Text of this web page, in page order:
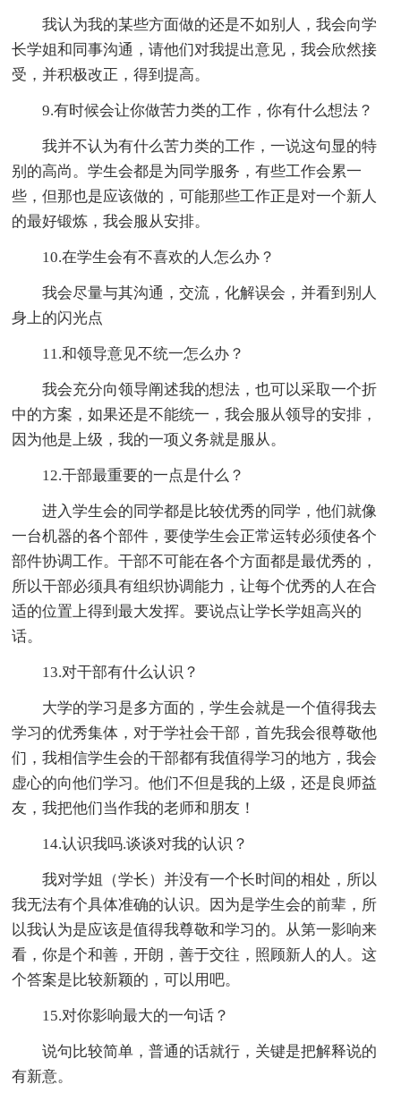
我认为我的某些方面做的还是不如别人，我会向学
长学姐和同事沟通，请他们对我提出意见，我会欣然接
受，并积极改正，得到提高。
9.有时候会让你做苦力类的工作，你有什么想法？
我并不认为有什么苦力类的工作，一说这句显的特
别的高尚。学生会都是为同学服务，有些工作会累一
些，但那也是应该做的，可能那些工作正是对一个新人
的最好锻炼，我会服从安排。
10.在学生会有不喜欢的人怎么办？
我会尽量与其沟通，交流，化解误会，并看到别人
身上的闪光点
11.和领导意见不统一怎么办？
我会充分向领导阐述我的想法，也可以采取一个折
中的方案，如果还是不能统一，我会服从领导的安排，
因为他是上级，我的一项义务就是服从。
12.干部最重要的一点是什么？
进入学生会的同学都是比较优秀的同学，他们就像
一台机器的各个部件，要使学生会正常运转必须使各个
部件协调工作。干部不可能在各个方面都是最优秀的，
所以干部必须具有组织协调能力，让每个优秀的人在合
适的位置上得到最大发挥。要说点让学长学姐高兴的
话。
13.对干部有什么认识？
大学的学习是多方面的，学生会就是一个值得我去
学习的优秀集体，对于学社会干部，首先我会很尊敬他
们，我相信学生会的干部都有我值得学习的地方，我会
虚心的向他们学习。他们不但是我的上级，还是良师益
友，我把他们当作我的老师和朋友！
14.认识我吗.谈谈对我的认识？
我对学姐（学长）并没有一个长时间的相处，所以
我无法有个具体准确的认识。因为是学生会的前辈，所
以我认为是应该是值得我尊敬和学习的。从第一影响来
看，你是个和善，开朗，善于交往，照顾新人的人。这
个答案是比较新颖的，可以用吧。
15.对你影响最大的一句话？
说句比较简单，普通的话就行，关键是把解释说的
有新意。